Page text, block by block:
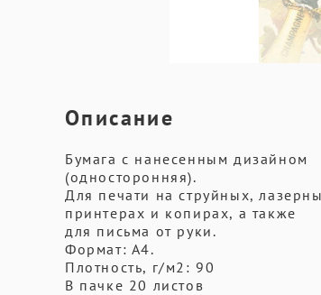
Описание
Бумага с нанесенным дизайном
(односторонняя).
Для печати на струйных,
принтерах и копирах, а также
для письма от руки.
Формат: А4.
Плотность, г/м2: 90
В пачке 20 листов